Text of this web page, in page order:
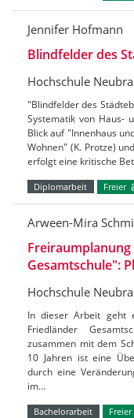
Jennifer Hofmann
Blindfelder des
Hochschule
"Blindfelder des
Systematik von Haus-
Blick auf "Innenhaus
Wohnen" (K. Protze)
erfolgt eine kritische
Diplomarbeit Freier
Arween-Mira
Gesamtschule":
Hochschule
In dieser Arbeit geht
Friedländer
zusammen mit dem
10 Jahren ist eine
durch eine
im…
Bachelorarbeit Freier